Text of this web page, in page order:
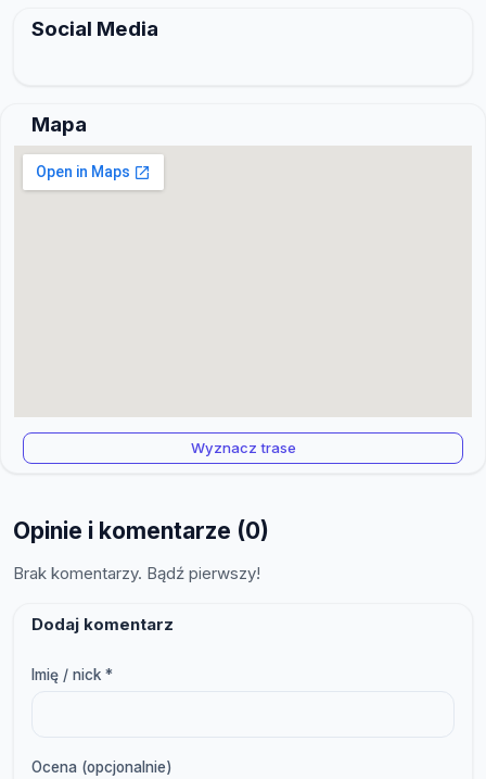
Social Media
Mapa
Wyznacz trase
Opinie i komentarze (0)
Brak komentarzy. Bądź pierwszy!
Dodaj komentarz
Imię / nick *
Ocena (opcjonalnie)